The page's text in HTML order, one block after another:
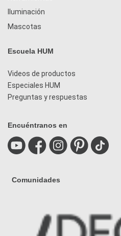
Iluminación
Mascotas
Escuela HUM
Videos de productos
Especiales HUM
Preguntas y respuestas
Encuéntranos en
Comunidades